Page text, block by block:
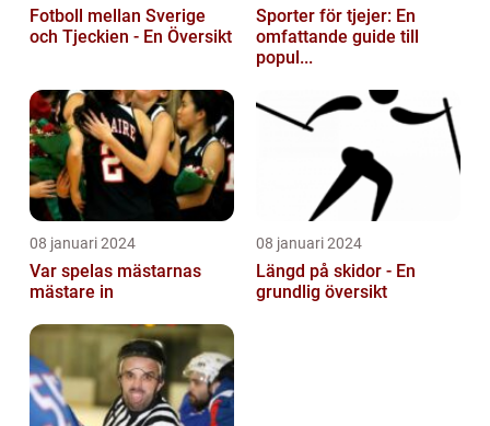
Fotboll mellan Sverige
och Tjeckien - En Översikt
Sporter för tjejer: En
omfattande guide till
popul...
08 januari 2024
Var spelas mästarnas
mästare in
08 januari 2024
Längd på skidor - En
grundlig översikt